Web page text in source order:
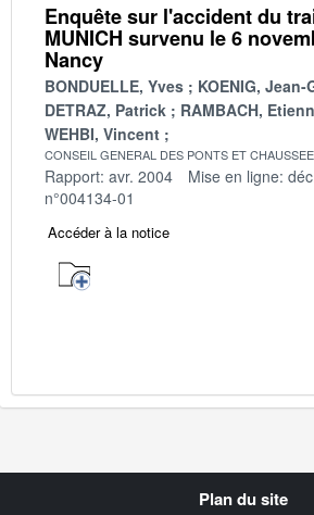
Enquête sur l'accident du
MUNICH survenu le 6
Nancy
BONDUELLE, Yves
KOENIG, Jean-
DETRAZ, Patrick
RAMBACH,
WEHBI, Vincent
CONSEIL GENERAL DES PONTS ET
Rapport: avr. 2004 Mise en ligne:
n°004134-01
Accéder à la notice
Plan du site